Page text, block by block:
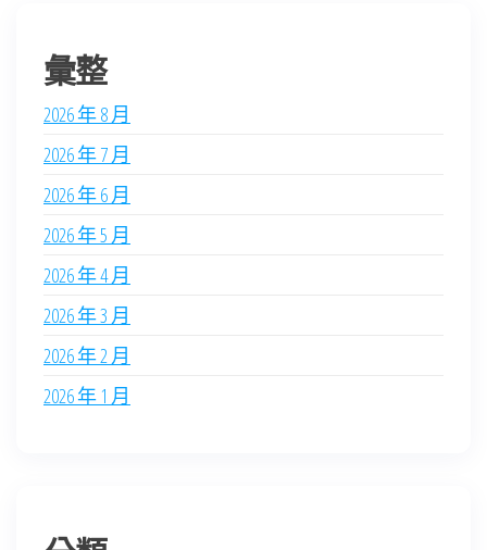
彙整
2026 年 8 月
2026 年 7 月
2026 年 6 月
2026 年 5 月
2026 年 4 月
2026 年 3 月
2026 年 2 月
2026 年 1 月